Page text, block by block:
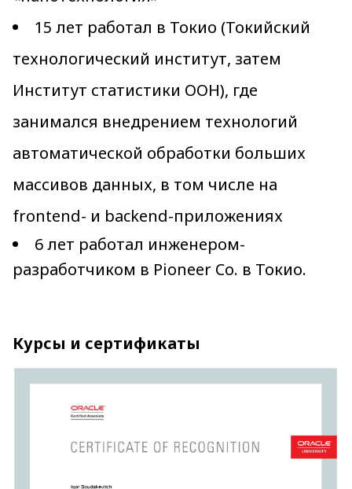
15 лет работал в Токио (Токийский
технологический институт, затем
Институт статистики ООН), где
занимался внедрением технологий
автоматической обработки больших
массивов данных, в том числе на
frontend- и backend-приложениях
6 лет работал инженером-
разработчиком в Pioneer Co. в Токио.
Курсы и сертификаты